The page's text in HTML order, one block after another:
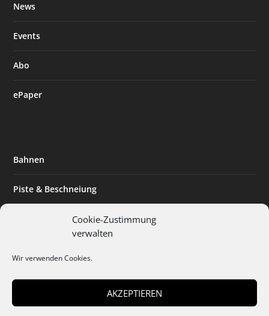
Cookie-Zustimmung
verwalten
Wir verwenden Cookies.
AKZEPTIEREN
News
Events
Abo
ePaper
Bahnen
Piste & Beschneiung
Expertise & Technik